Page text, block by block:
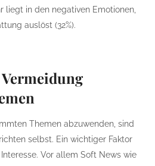
liegt in den negativen Emotionen,
auslöst (32%).
Themen abzuwenden, sind
selbst. Ein wichtiger Faktor
Vor allem Soft News wie